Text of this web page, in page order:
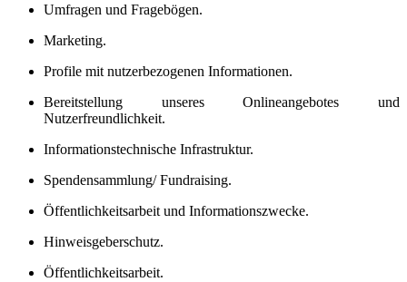
Umfragen und Fragebögen.
Marketing.
Profile mit nutzerbezogenen Informationen.
Bereitstellung unseres Onlineangebotes und
Nutzerfreundlichkeit.
Informationstechnische Infrastruktur.
Spendensammlung/ Fundraising.
Öffentlichkeitsarbeit und Informationszwecke.
Hinweisgeberschutz.
Öffentlichkeitsarbeit.